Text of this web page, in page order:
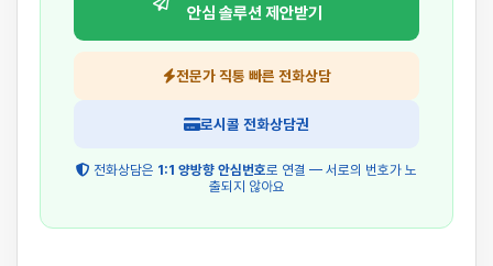
안심 솔루션 제안받기
전문가 직통 빠른 전화상담
로시콜 전화상담권
전화상담은 1:1 양방향 안심번호로 연결 — 서로의 번호가 노
출되지 않아요